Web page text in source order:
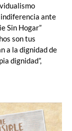
ante
Sin Hogar”
son tus
a la dignidad de
dignidad”,